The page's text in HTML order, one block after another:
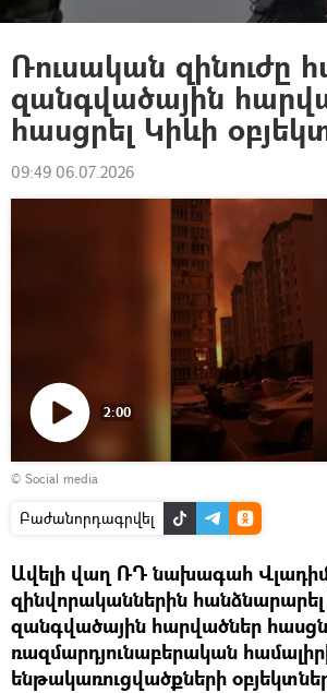
Ռուսական զինուժը
զանգվածային
հասցրել Կիևի
09:49 06.07.2026
Դիտել
տեսանյութը
2:00
© Social media
Բաժանորդագրվել
Ավելի վաղ ՌԴ նախագահ
զինվորականներին հանձնարարել
զանգվածային հարվածներ
ռազմարդյունաբերական
ենթակառուցվածքների